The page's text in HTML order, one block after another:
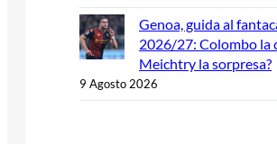
Genoa, guida al
2026/27: Colombo la
Meichtry la sorpresa?
9 Agosto 2026